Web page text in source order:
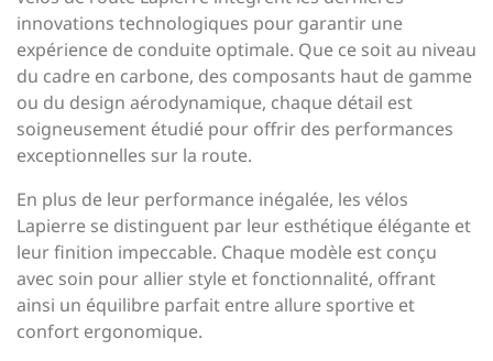
innovations technologiques pour garantir une
expérience de conduite optimale. Que ce soit au niveau
du cadre en carbone, des composants haut de gamme
ou du design aérodynamique, chaque détail est
soigneusement étudié pour offrir des performances
exceptionnelles sur la route.
En plus de leur performance inégalée, les vélos
Lapierre se distinguent par leur esthétique élégante et
leur finition impeccable. Chaque modèle est conçu
avec soin pour allier style et fonctionnalité, offrant
ainsi un équilibre parfait entre allure sportive et
confort ergonomique.